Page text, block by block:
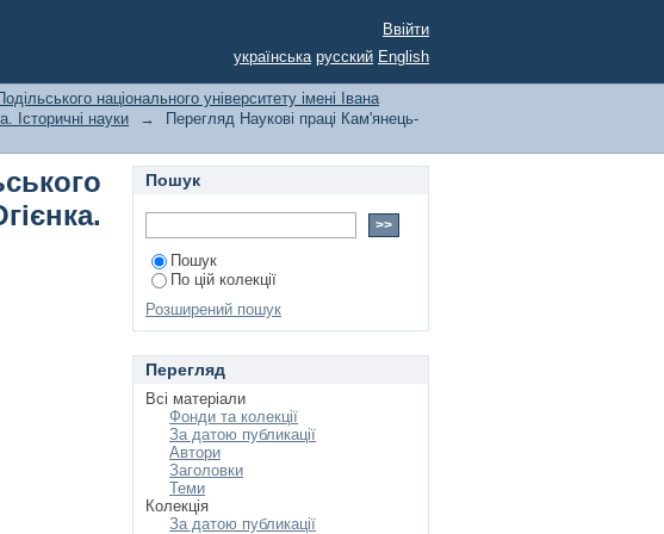
університету
Ввійти
українська русский English
національного університету імені Івана
Історичні науки →
Перегляд Наукові праці Кам'янець-
Пошук
Пошук
По цій колекції
Розширений пошук
Перегляд
Всі матеріали
Фонди та колекції
За датою публикації
Автори
Заголовки
Теми
Колекція
За датою публикації